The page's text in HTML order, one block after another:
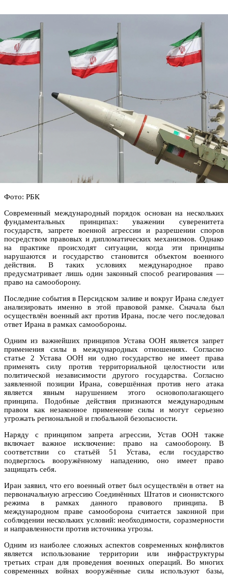
Фото: РБК
Современный международный порядок основан на нескольких
фундаментальных принципах: уважении суверенитета
государств, запрете военной агрессии и разрешении споров
посредством правовых и дипломатических механизмов. Однако
на практике происходят ситуации, когда эти принципы
нарушаются и государство становится объектом военного
действия. В таких условиях международное право
предусматривает лишь один законный способ реагирования —
право на самооборону.
Последние события в Персидском заливе и вокруг Ирана следует
анализировать именно в этой правовой рамке. Сначала был
осуществлён военный акт против Ирана, после чего последовал
ответ Ирана в рамках самообороны.
Одним из важнейших принципов Устава ООН является запрет
применения силы в международных отношениях. Согласно
статье 2 Устава ООН ни одно государство не имеет права
применять силу против территориальной целостности или
политической независимости другого государства. Согласно
заявленной позиции Ирана, совершённая против него атака
является явным нарушением этого основополагающего
принципа. Подобные действия признаются международным
правом как незаконное применение силы и могут серьезно
угрожать региональной и глобальной безопасности.
Наряду с принципом запрета агрессии, Устав ООН также
включает важное исключение: право на самооборону. В
соответствии со статьёй 51 Устава, если государство
подверглось вооружённому нападению, оно имеет право
защищать себя.
Иран заявил, что его военный ответ был осуществлён в ответ на
первоначальную агрессию Соединённых Штатов и сионистского
режима в рамках данного правового принципа. В
международном праве самооборона считается законной при
соблюдении нескольких условий: необходимости, соразмерности
и направленности против источника угрозы.
Одним из наиболее сложных аспектов современных конфликтов
является использование территории или инфраструктуры
третьих стран для проведения военных операций. Во многих
современных войнах вооружённые силы используют базы,